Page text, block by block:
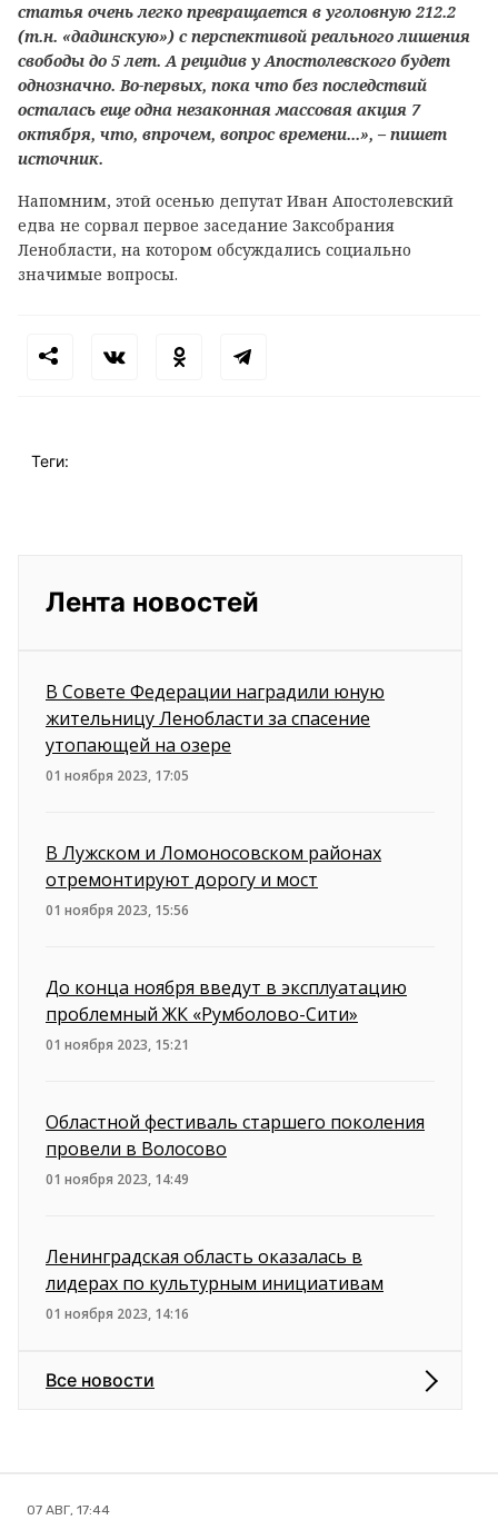
статья очень легко превращается в уголовную 212.2
(т.н. «дадинскую») с перспективой реального лишения
свободы до 5 лет. А рецидив у Апостолевского будет
однозначно. Во-первых, пока что без последствий
осталась еще одна незаконная массовая акция 7
октября, что, впрочем, вопрос времени...», – пишет
источник.
Напомним, этой осенью депутат Иван Апостолевский
едва не сорвал первое заседание Заксобрания
Ленобласти, на котором обсуждались социально
значимые вопросы.
Теги:
Лента новостей
В Совете Федерации наградили юную
жительницу Ленобласти за спасение
утопающей на озере
01 ноября 2023, 17:05
В Лужском и Ломоносовском районах
отремонтируют дорогу и мост
01 ноября 2023, 15:56
До конца ноября введут в эксплуатацию
проблемный ЖК «Румболово-Сити»
01 ноября 2023, 15:21
Областной фестиваль старшего поколения
провели в Волосово
01 ноября 2023, 14:49
Ленинградская область оказалась в
лидерах по культурным инициативам
01 ноября 2023, 14:16
Все новости
07 АВГ, 17:44